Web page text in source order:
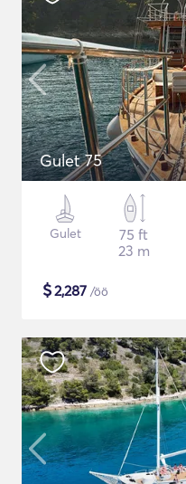
Gulet 75
Gulet
75 ft
23 m
$2,287 /öö